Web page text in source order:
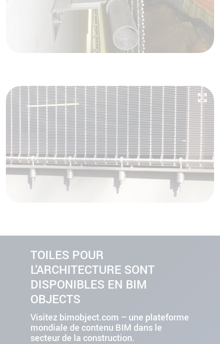
TOILES POUR
L'ARCHITECTURE SONT
DISPONIBLES EN BIM
OBJECTS
Visitez bimobject.com – une plateforme
mondiale de contenu BIM dans le
secteur de la construction.